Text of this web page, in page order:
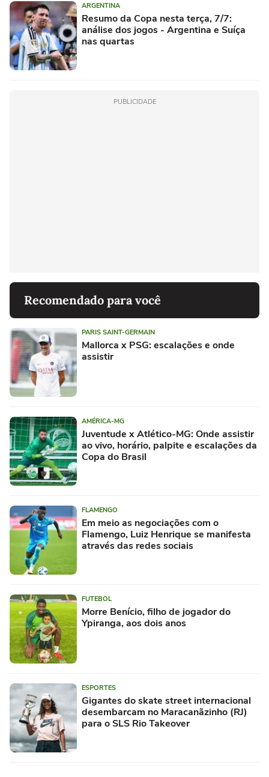
ARGENTINA
Resumo da Copa nesta terça, 7/7:
análise dos jogos - Argentina e Suíça
nas quartas
PUBLICIDADE
Recomendado para você
PARIS SAINT-GERMAIN
Mallorca x PSG: escalações e onde
assistir
AMÉRICA-MG
Juventude x Atlético-MG: Onde assistir
ao vivo, horário, palpite e escalações da
Copa do Brasil
FLAMENGO
Em meio as negociações com o
Flamengo, Luiz Henrique se manifesta
através das redes sociais
FUTEBOL
Morre Benício, filho de jogador do
Ypiranga, aos dois anos
ESPORTES
Gigantes do skate street internacional
desembarcam no Maracanãzinho (RJ)
para o SLS Rio Takeover